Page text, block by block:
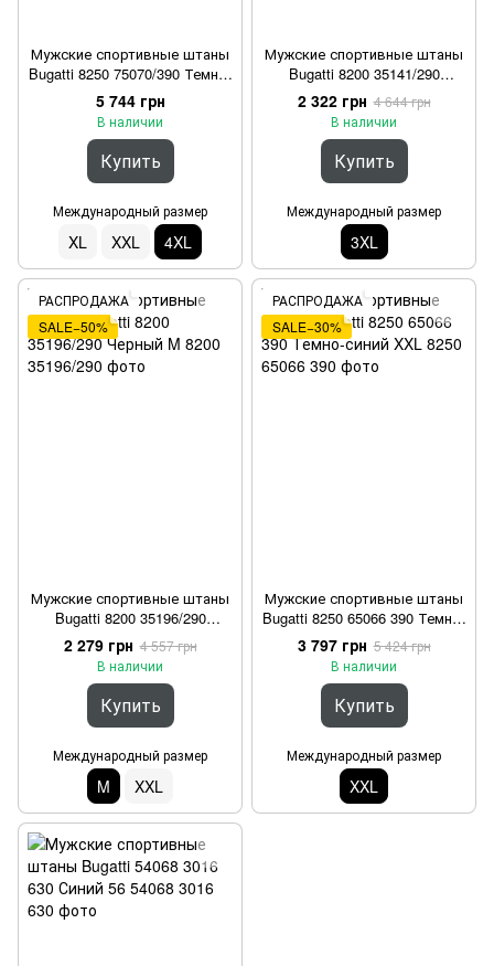
Мужские спортивные штаны
Bugatti 8250 75070/390 Темно-
синий 4XL
5 744 грн
В наличии
Купить
Международный размер
XL XXL 4XL
Мужские спортивные штаны
Bugatti 8200 35141/290
Черный 3XL
2 322 грн 4 644 грн
В наличии
Купить
Международный размер
3XL
РАСПРОДАЖА
SALE−50%
Мужские спортивные штаны
Bugatti 8200 35196/290
Черный M
2 279 грн 4 557 грн
В наличии
Купить
Международный размер
M XXL
РАСПРОДАЖА
SALE−30%
Мужские спортивные штаны
Bugatti 8250 65066 390 Темно-
синий XXL
3 797 грн 5 424 грн
В наличии
Купить
Международный размер
XXL